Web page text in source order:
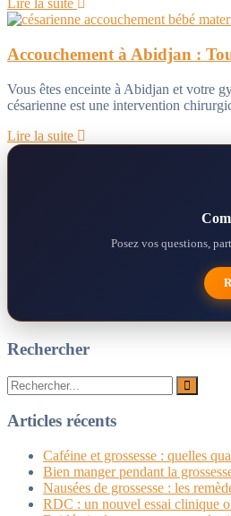
Lire la suite
Accouchement à Abidjan :
Vous êtes enceinte à Abidjan et votre
césarienne est une intervention
Lire la suite
Posez vos questions,
Rechercher
Articles récents
Caféine et grossesse : quelles
Bien manger pendant la
Nausées de grossesse : les
RDC : un nouvel essai clinique